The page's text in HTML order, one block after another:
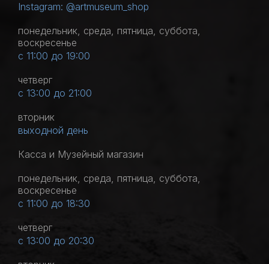
Instagram: @artmuseum_shop
понедельник, среда, пятница, суббота,
воскресенье
с 11:00 до 19:00
четверг
с 13:00 до 21:00
вторник
выходной день
Касса и Музейный магазин
понедельник, среда, пятница, суббота,
воскресенье
с 11:00 до 18:30
четверг
с 13:00 до 20:30